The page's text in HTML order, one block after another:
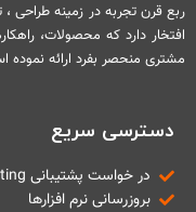
ربع قرن تجربه در زمینه طراحی ،
مشتری منحصر بفرد ارائه نموده
دسترسی سریع
در خواست پشتیبانی Ticketing
بروزرسانی نرم افزارها